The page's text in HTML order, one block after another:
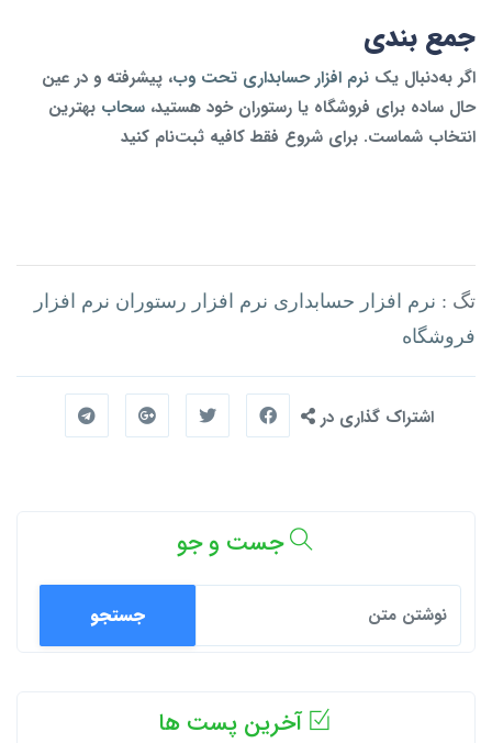
جمع‌ بندی
اگر به‌دنبال یک نرم‌ افزار حسابداری تحت وب، پیشرفته و در عین
حال ساده برای فروشگاه یا رستوران خود هستید، سحاب بهترین
انتخاب شماست. برای شروع فقط کافیه ثبت‌نام کنید
تگ : نرم‌ افزار حسابداری نرم‌ افزار رستوران نرم‌ افزار
فروشگاه
اشتراک گذاری در
جست و جو
جستجو
آخرین پست ها